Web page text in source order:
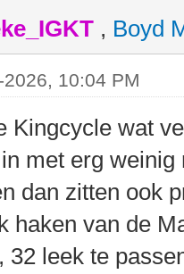
, Boyd
10:04 PM
Kingcycle wat
met erg
dan zitten ook
haken van de
32 leek te